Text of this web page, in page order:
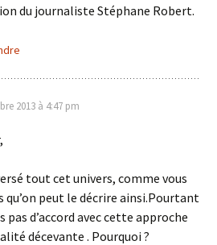
du journaliste Stéphane Robert.
2013 à 4:47 pm
tout cet univers, comme vous
qu’on peut le décrire ainsi.Pourtant
pas d’accord avec cette approche
décevante . Pourquoi ?